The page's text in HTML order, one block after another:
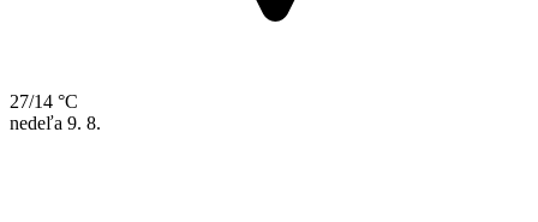
27/14 °C
nedeľa 9. 8.